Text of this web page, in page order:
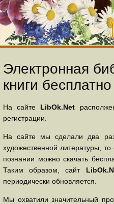
Электронная
книги бесплатно
На сайте LibOk.Net
регистрации.
На сайте мы сделали два
художественной литературы,
познании можно скачать
Таким образом, сайт
периодически обновляется.
Мы охватили значительный